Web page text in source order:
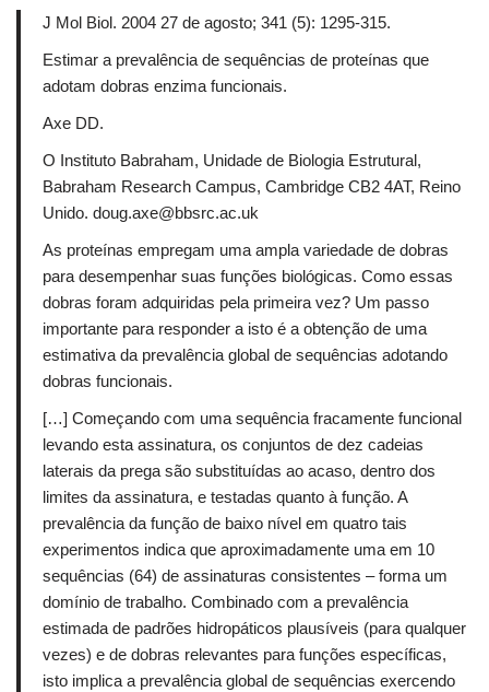
J Mol Biol. 2004 27 de agosto; 341 (5): 1295-315.
Estimar a prevalência de sequências de proteínas que
adotam dobras enzima funcionais.
Axe DD.
O Instituto Babraham, Unidade de Biologia Estrutural,
Babraham Research Campus, Cambridge CB2 4AT, Reino
Unido. doug.axe@bbsrc.ac.uk
As proteínas empregam uma ampla variedade de dobras
para desempenhar suas funções biológicas. Como essas
dobras foram adquiridas pela primeira vez? Um passo
importante para responder a isto é a obtenção de uma
estimativa da prevalência global de sequências adotando
dobras funcionais.
[…] Começando com uma sequência fracamente funcional
levando esta assinatura, os conjuntos de dez cadeias
laterais da prega são substituídas ao acaso, dentro dos
limites da assinatura, e testadas quanto à função. A
prevalência da função de baixo nível em quatro tais
experimentos indica que aproximadamente uma em 10
sequências (64) de assinaturas consistentes – forma um
domínio de trabalho. Combinado com a prevalência
estimada de padrões hidropáticos plausíveis (para qualquer
vezes) e de dobras relevantes para funções específicas,
isto implica a prevalência global de sequências exercendo